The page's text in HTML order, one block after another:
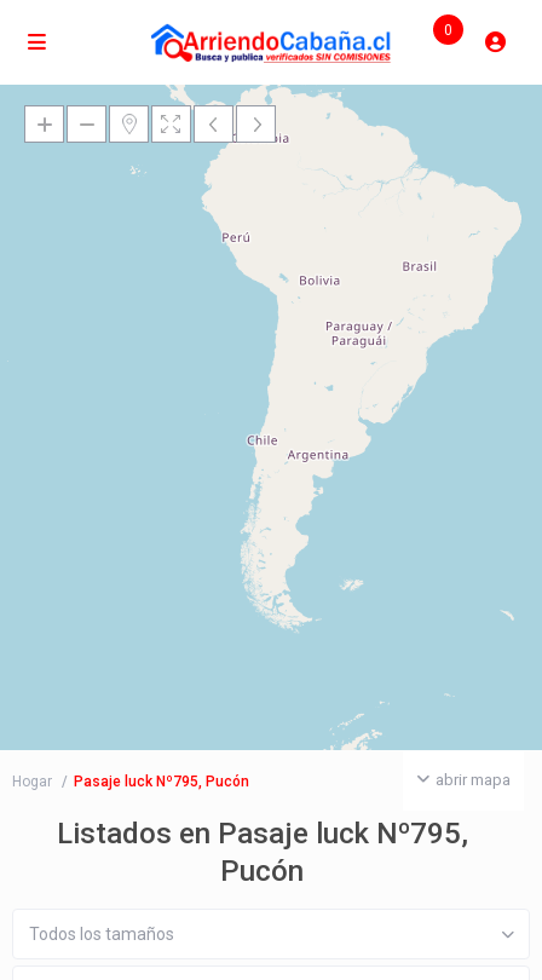
0
Cargando mapas
abrir mapa
Hogar Pasaje luck Nº795, Pucón
Listados en Pasaje luck Nº795,
Pucón
Todos los tamaños